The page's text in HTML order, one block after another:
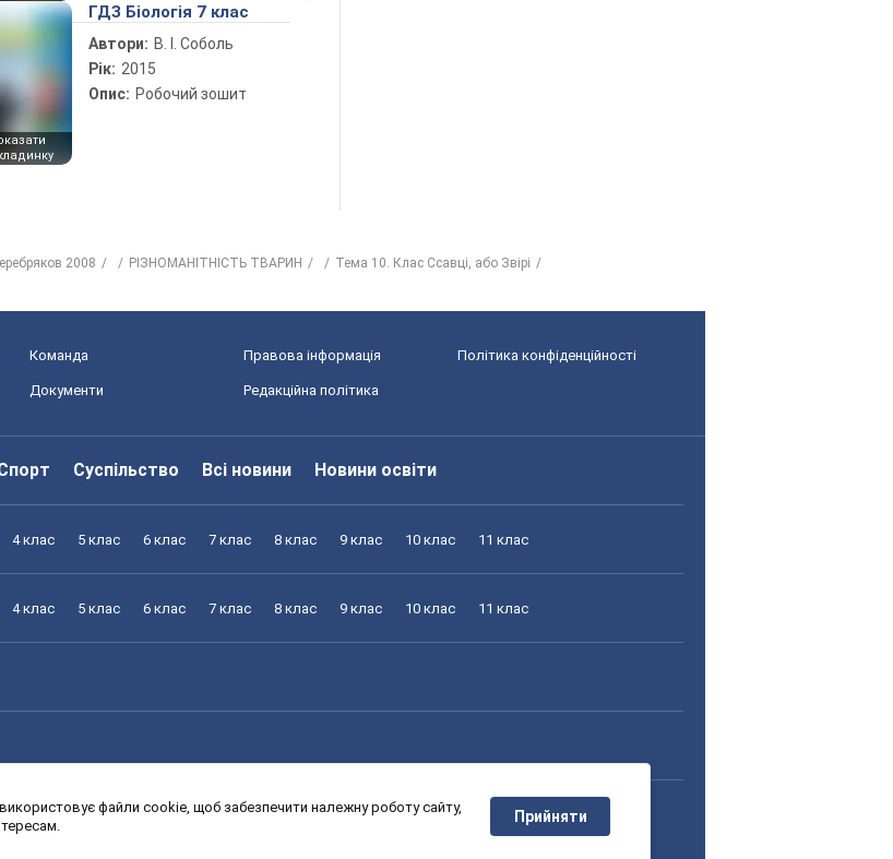
ГДЗ Біологія 7 клас
Автори: В. І. Соболь
Рік: 2015
Опис: Робочий зошит
2008 РІЗНОМАНІТНІСТЬ ТВАРИН
Тема 10. Клас Ссавці, або Звірі
Команда Правова інформація Політика конфіденційності
Документи Редакційна політика
Суспільство Всі новини Новини освіти
4 клас 5 клас 6 клас 7 клас 8 клас 9 клас 10 клас 11 клас
4 клас 5 клас 6 клас 7 клас 8 клас 9 клас 10 клас 11 клас
4 клас 5 клас 6 клас 7 клас 8 клас 9 клас 10 клас 11 клас
файли cookie, щоб забезпечити належну роботу сайту,
Прийняти